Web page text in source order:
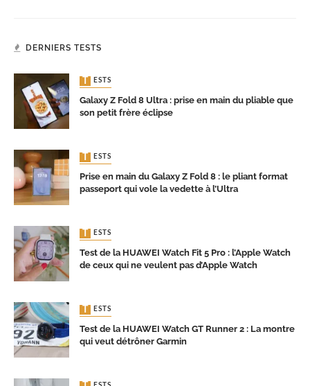
DERNIERS TESTS
TESTS
Galaxy Z Fold 8 Ultra : prise en main du pliable que
son petit frère éclipse
TESTS
Prise en main du Galaxy Z Fold 8 : le pliant format
passeport qui vole la vedette à l’Ultra
TESTS
Test de la HUAWEI Watch Fit 5 Pro : l’Apple Watch
de ceux qui ne veulent pas d’Apple Watch
TESTS
Test de la HUAWEI Watch GT Runner 2 : La montre
qui veut détrôner Garmin